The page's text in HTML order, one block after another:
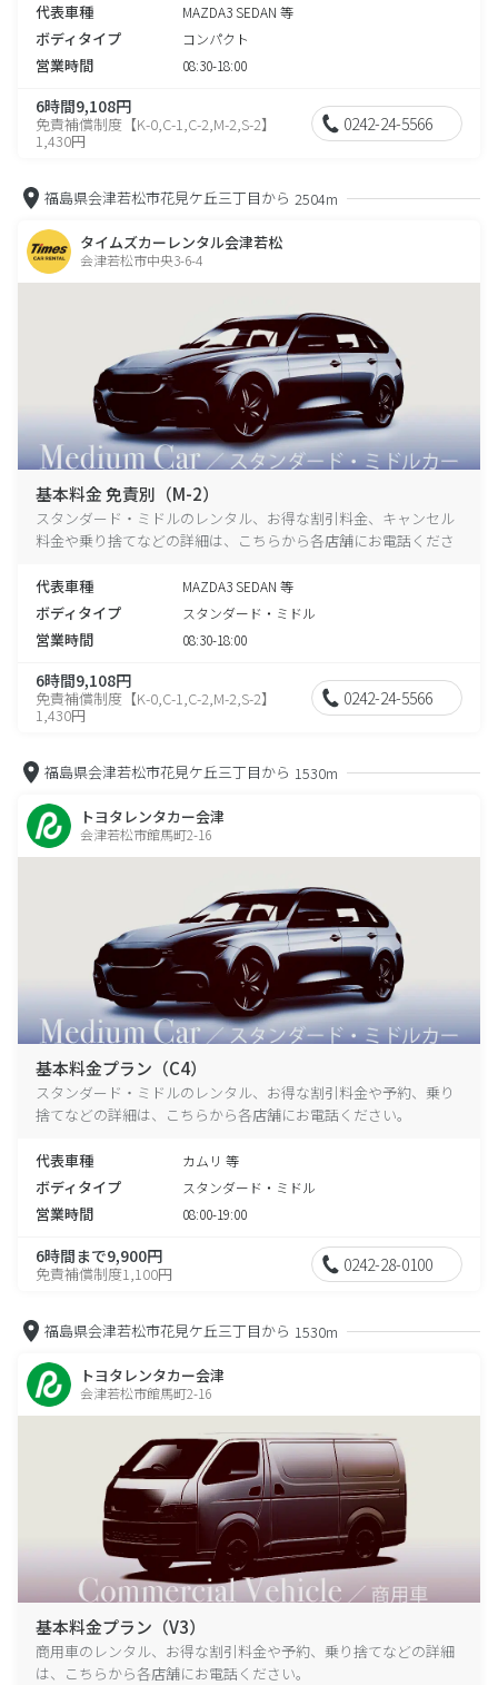
代表車種 MAZDA3 SEDAN 等
ボディタイプ コンパクト
営業時間 08:30-18:00
6時間9,108円
免責補償制度【K-0,C-1,C-2,M-2,S-2】
1,430円
0242-24-5566
福島県会津若松市花見ケ丘三丁目から 2504m
タイムズカーレンタル会津若松
会津若松市中央3-6-4
基本料金 免責別（M-2）
スタンダード・ミドルのレンタル、お得な割引料金、キャンセル
料金や乗り捨てなどの詳細は、こちらから各店舗にお電話くださ
代表車種
MAZDA3 SEDAN 等
ボディタイプ スタンダード・ミドル
営業時間 08:30-18:00
6時間9,108円
免責補償制度【K-0,C-1,C-2,M-2,S-2】
1,430円
0242-24-5566
福島県会津若松市花見ケ丘三丁目から 1530m
トヨタレンタカー会津
会津若松市館馬町2-16
基本料金プラン（C4）
スタンダード・ミドルのレンタル、お得な割引料金や予約、乗り
捨てなどの詳細は、こちらから各店舗にお電話ください。
代表車種 カムリ 等
ボディタイプ スタンダード・ミドル
営業時間 08:00-19:00
6時間まで9,900円
免責補償制度1,100円 0242-28-0100
福島県会津若松市花見ケ丘三丁目から 1530m
トヨタレンタカー会津
会津若松市館馬町2-16
基本料金プラン（V3）
商用車のレンタル、お得な割引料金や予約、乗り捨てなどの詳細
は、こちらから各店舗にお電話ください。